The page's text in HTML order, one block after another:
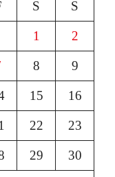
S S
1 2
8 9
15 16
22 23
29 30